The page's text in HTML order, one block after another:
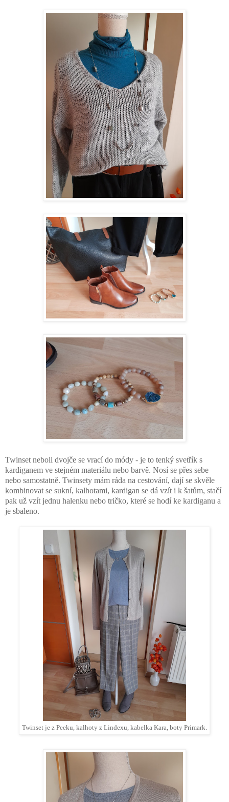
Twinset neboli dvojče se vrací do módy - je to tenký svetřík s
kardiganem ve stejném materiálu nebo barvě. Nosí se přes sebe
nebo samostatně. Twinsety mám ráda na cestování, dají se skvěle
kombinovat se sukní, kalhotami, kardigan se dá vzít i k šatům, stačí
pak už vzít jednu halenku nebo tričko, které se hodí ke kardiganu a
je sbaleno.
Twinset je z Peeku, kalhoty z Lindexu, kabelka Kara, boty Primark.